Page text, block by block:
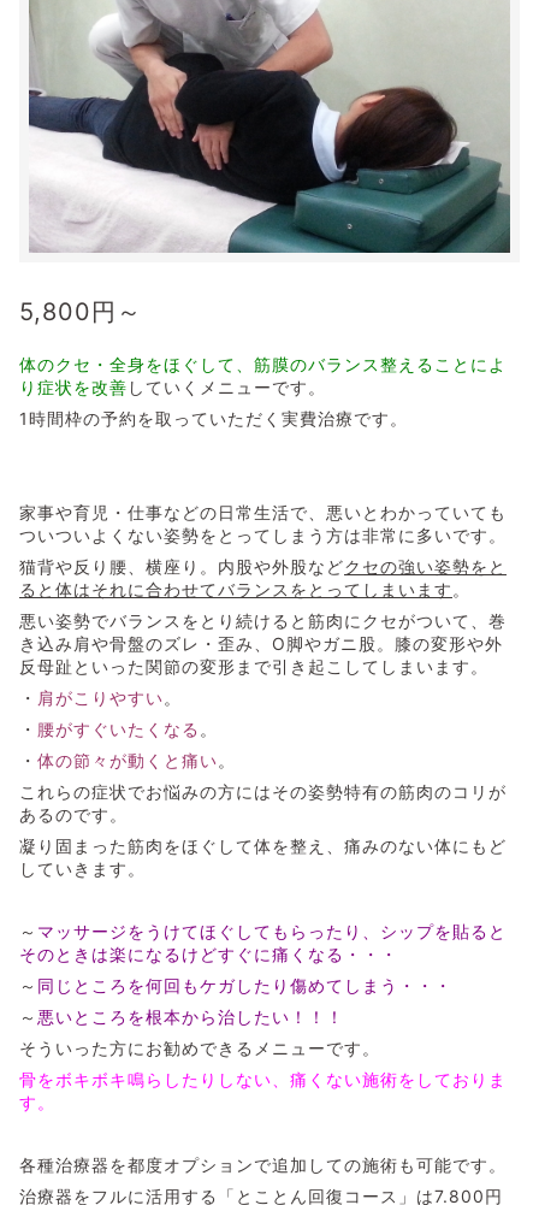
5,800円～
体のクセ・全身をほぐして、筋膜のバランス整えることによ
り症状を改善 していくメニューです。
1時間枠の予約を取っていただく実費治療です。
家事や育児・仕事などの日常生活で、悪いとわかっていても
ついついよくない姿勢をとってしまう方は非常に多いです。
猫背や反り腰、横座り。内股や外股などクセの強い姿勢をと
ると体はそれに合わせてバランスをとってしまいます 。
悪い姿勢でバランスをとり続けると筋肉にクセがついて、巻
き込み肩や骨盤のズレ・歪み、O脚やガニ股。膝の変形や外
反母趾といった関節の変形まで引き起こしてしまいます。
・ 肩がこりやすい。
・ 腰がすぐいたくなる 。
・ 体の節々が動くと痛い。
これらの症状でお悩みの方にはその姿勢特有の筋肉のコリが
あるのです。
凝り固まった筋肉をほぐして体を整え、痛みのない体にもど
していきます。
～ マッサージをうけてほぐしてもらったり、シップを貼ると
そのときは楽になるけどすぐに痛くなる・・・
～ 同じところを何回もケガしたり傷めてしまう・・・
～ 悪いところを根本から治したい！！！
そういった方にお勧めできるメニューです。
骨をボキボキ鳴らしたりしない、痛くない施術をしておりま
す。
各種治療器を都度オプションで追加しての施術も可能です。
治療器をフルに活用する「とことん回復コース」は7.800円